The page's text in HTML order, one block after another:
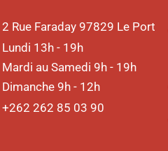
2 Rue Faraday 97829 Le Port
Lundi 13h - 19h
Mardi au Samedi 9h - 19h
Dimanche 9h - 12h
+262 262 85 03 90